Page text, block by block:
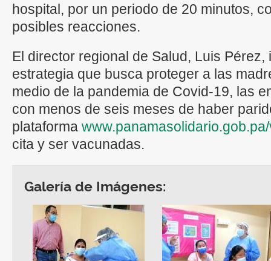
hospital, por un periodo de 20 minutos,
posibles reacciones.
El director regional de Salud, Luis
estrategia que busca proteger a las
medio de la pandemia de Covid-19, las
con menos de seis meses de haber
plataforma
cita y ser vacunadas.
Galería de Imágenes: